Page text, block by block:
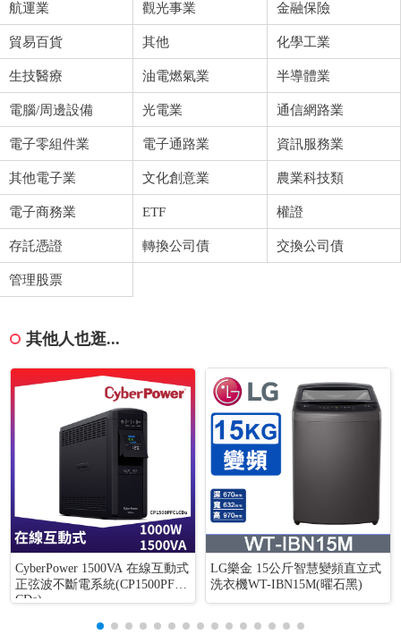
航運業 觀光事業 金融保險
貿易百貨 其他 化學工業
生技醫療 油電燃氣業 半導體業
電腦/周邊設備 光電業 通信網路業
電子零組件業 電子通路業 資訊服務業
其他電子業 文化創意業 農業科技類
電子商務業 ETF 權證
存託憑證 轉換公司債 交換公司債
管理股票
其他人也逛...
CyberPower 1500VA 在線互動式
正弦波不斷電系統(CP1500PFCL
CDa)
LG樂金 15公斤智慧變頻直立式
洗衣機WT-IBN15M(曜石黑)